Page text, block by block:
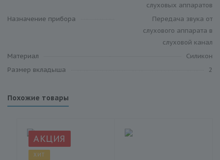
слуховых аппаратов
Назначение прибора
Передача звука от
слухового аппарата в
слуховой канал
Материал
Силикон
Размер вкладыша
2
Похожие товары
АКЦИЯ
ХИТ